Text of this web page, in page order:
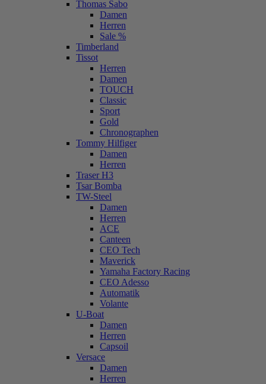
Thomas Sabo
Damen
Herren
Sale %
Timberland
Tissot
Herren
Damen
TOUCH
Classic
Sport
Gold
Chronographen
Tommy Hilfiger
Damen
Herren
Traser H3
Tsar Bomba
TW-Steel
Damen
Herren
ACE
Canteen
CEO Tech
Maverick
Yamaha Factory Racing
CEO Adesso
Automatik
Volante
U-Boat
Damen
Herren
Capsoil
Versace
Damen
Herren